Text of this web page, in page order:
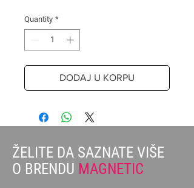
Quantity *
DODAJ U KORPU
ŽELITE DA SAZNATE VIŠE
O BRENDU MAGNETIC